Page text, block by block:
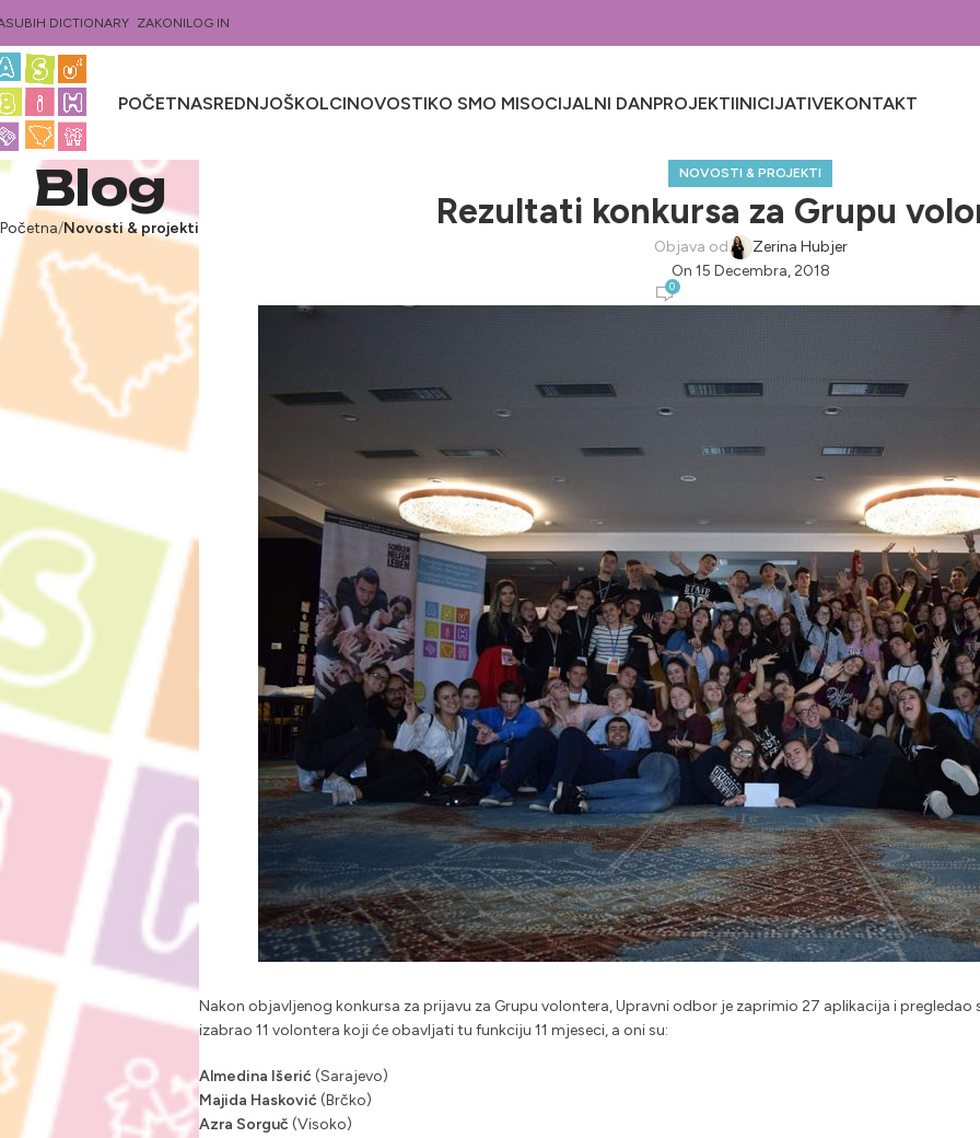
DICTIONARY ZAKONILOG IN
POČETNASREDNJOŠKOLCINOVOSTIKO SMO MISOCIJALNI DANPROJEKTIINICIJATIVEKONTAKT
Blog
Početna Novosti & projekti
NOVOSTI & PROJEKTI
Rezultati konkursa za Grupu
Objava od
Zerina Hubjer
On 15 Decembra, 2018
0
Nakon objavljenog konkursa za prijavu za Grupu volontera, Upravni odbor je zaprimio 27 aplikacija i pregledao
izabrao 11 volontera koji će obavljati tu funkciju 11 mjeseci, a oni su:
Almedina Išerić (Sarajevo)
Majida Hasković (Brčko)
Azra Sorguč (Visoko)